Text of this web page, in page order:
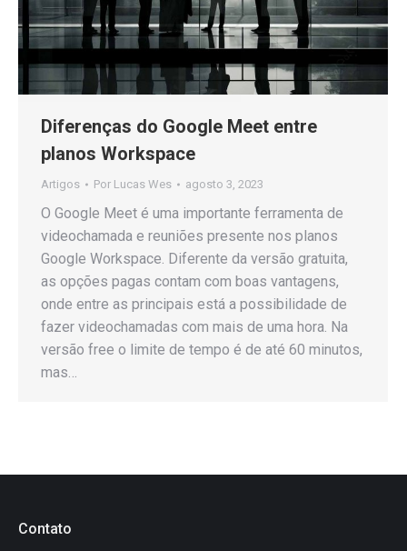
Diferenças do Google Meet entre
planos Workspace
Artigos Por Lucas Wes agosto 3, 2023
O Google Meet é uma importante ferramenta de
videochamada e reuniões presente nos planos
Google Workspace. Diferente da versão gratuita,
as opções pagas contam com boas vantagens,
onde entre as principais está a possibilidade de
fazer videochamadas com mais de uma hora. Na
versão free o limite de tempo é de até 60 minutos,
mas…
Contato